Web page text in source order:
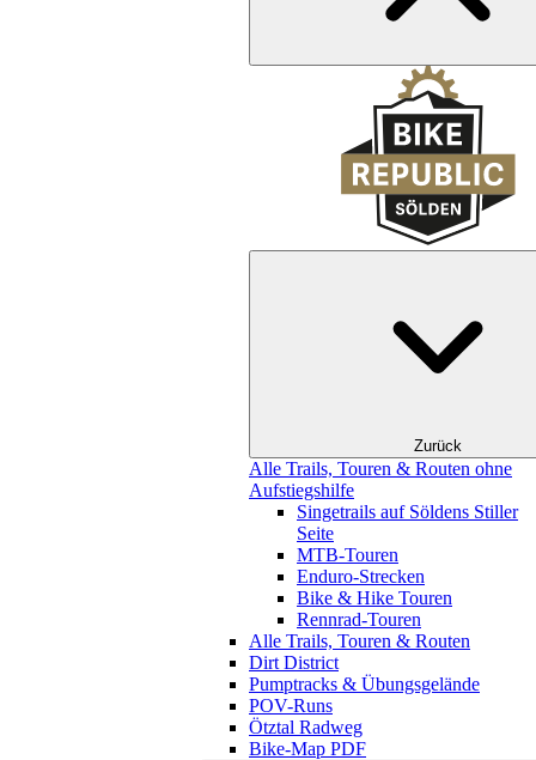
Zurück
Alle Trails, Touren & Routen ohne
Aufstiegshilfe
Singetrails auf Söldens Stiller
Seite
MTB-Touren
Enduro-Strecken
Bike & Hike Touren
Rennrad-Touren
Alle Trails, Touren & Routen
Dirt District
Pumptracks & Übungsgelände
POV-Runs
Ötztal Radweg
Bike-Map PDF